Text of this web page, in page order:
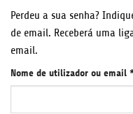
Perdeu a sua senha?
de email. Receberá uma
email.
Nome de utilizador ou email